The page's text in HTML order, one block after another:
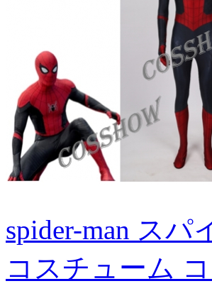
spider-man スパ
コスチューム